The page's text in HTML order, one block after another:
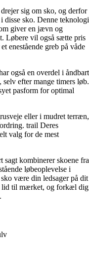
sig om sko, og derfor
disse sko. Denne teknologi
giver en jævn og
Løbere vil også sætte pris
enestående greb på våde
også en overdel i åndbart
efter mange timers løb.
pasform for optimal
eller i mudret terræn,
trail Deres
valg for de mest
kombinerer skoene fra
løbeoplevelse i
være din ledsager på dit
lid til mærket, og forkæl dig